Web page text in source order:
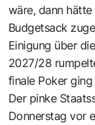
wäre, dann
Budgetsack
Einigung über
2027/28
finale Poker
Der pinke
Donnerstag vor